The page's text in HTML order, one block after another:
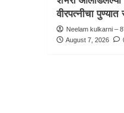
वीरपत्नीचा पुण्यात
Neelam kulkarni –
August 7, 2026